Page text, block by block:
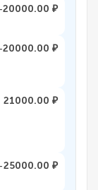
20000.00 ₽
20000.00 ₽
21000.00 ₽
25000.00 ₽